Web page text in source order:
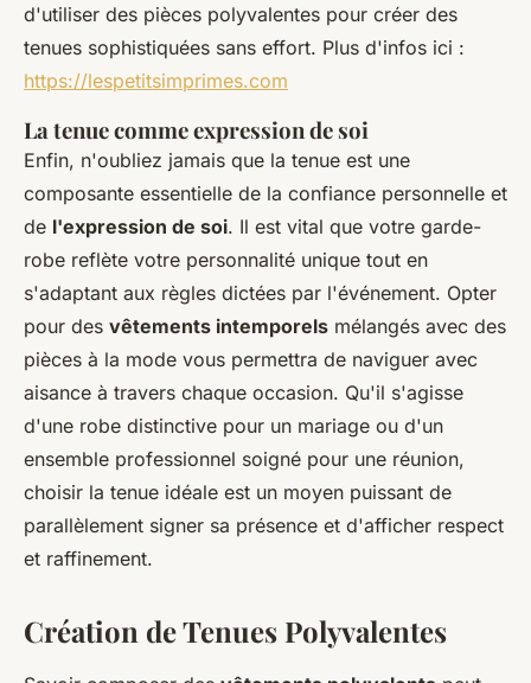
d'utiliser des pièces polyvalentes pour créer des
tenues sophistiquées sans effort. Plus d'infos ici :
https://lespetitsimprimes.com
La tenue comme expression de soi
Enfin, n'oubliez jamais que la tenue est une
composante essentielle de la confiance personnelle et
de l'expression de soi. Il est vital que votre garde-
robe reflète votre personnalité unique tout en
s'adaptant aux règles dictées par l'événement. Opter
pour des vêtements intemporels mélangés avec des
pièces à la mode vous permettra de naviguer avec
aisance à travers chaque occasion. Qu'il s'agisse
d'une robe distinctive pour un mariage ou d'un
ensemble professionnel soigné pour une réunion,
choisir la tenue idéale est un moyen puissant de
parallèlement signer sa présence et d'afficher respect
et raffinement.
Création de Tenues Polyvalentes